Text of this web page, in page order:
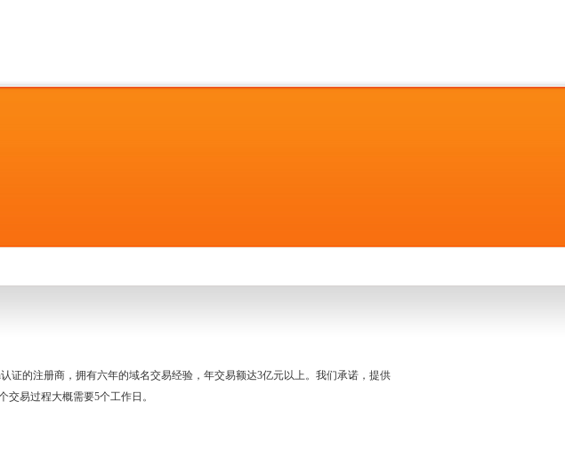
证的注册商，拥有六年的域名交易经验，年交易额达3亿元以上。我们承诺，提供
易过程大概需要5个工作日。